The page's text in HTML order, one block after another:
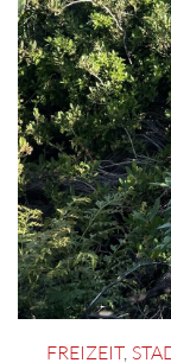
FREIZEIT,